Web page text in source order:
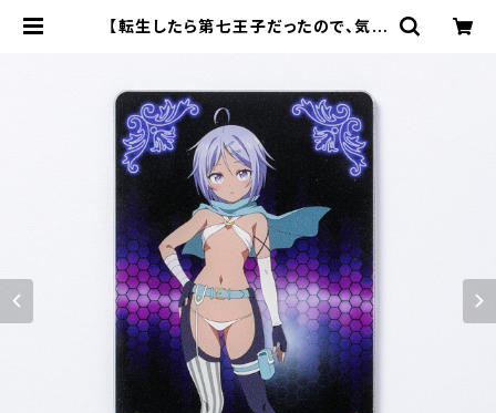
【転生したら第七王子だったので、気ま